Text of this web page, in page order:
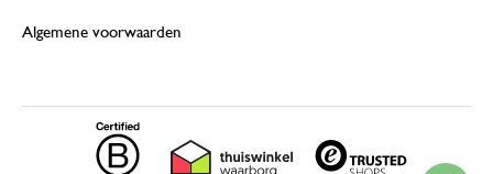
Algemene voorwaarden